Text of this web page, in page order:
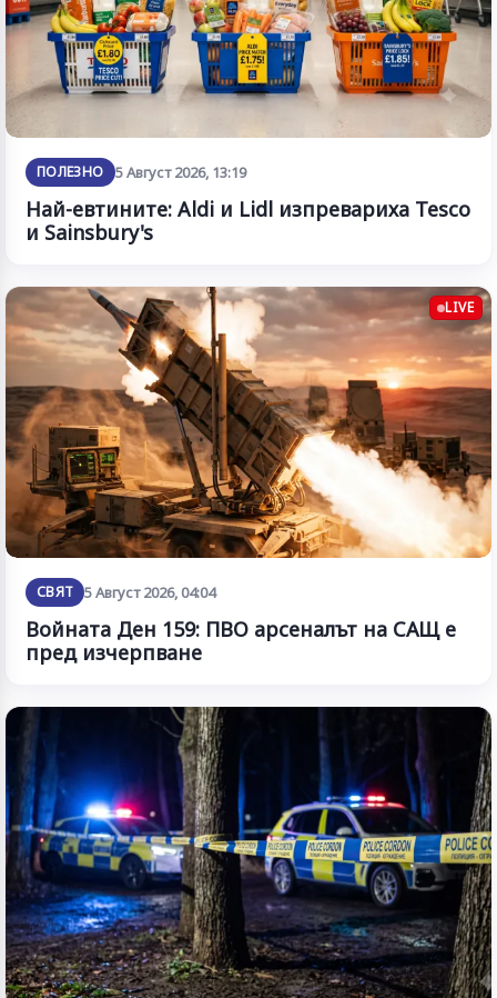
ПОЛЕЗНО 5 Август 2026, 13:19
Най-евтините: Aldi и Lidl изпревариха Tesco
и Sainsbury's
LIVE
СВЯТ 5 Август 2026, 04:04
Войната Ден 159: ПВО арсеналът на САЩ е
пред изчерпване